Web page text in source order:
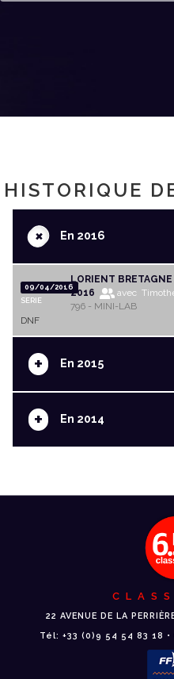
HISTORIQUE
+En 2016
09/04/2016
SERIE
LORIENT BRETAGNE
2016
avec
796 - MINI-LAB
DNF
+ En 2015
+ En 2014
22 AVENUE DE LA
Tél: +33 (0)9 54 54 83 18 •